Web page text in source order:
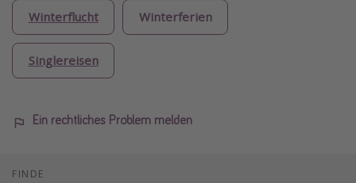
Winterflucht Winterferien
Singlereisen
Ein rechtliches Problem melden
FINDE